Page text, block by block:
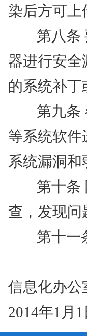
染后方可上
第八条
器进行安全
的系统补
第九条
等系统软件
系统漏洞和
第十条
查，发现问
第十一
信息化办公
2014年1 月 1